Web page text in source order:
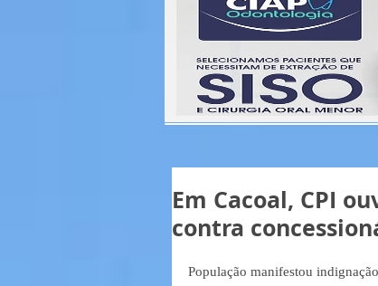
Em Cacoal, CPI
contra
População manifestou